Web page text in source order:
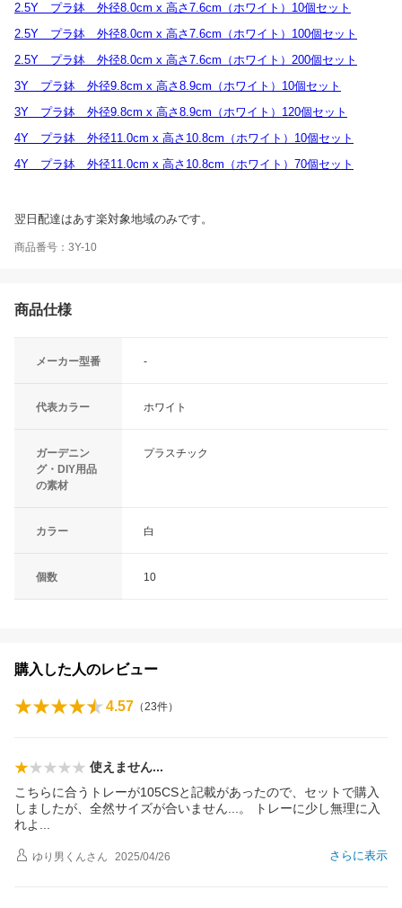
2.5Y プラ鉢 外径8.0cm x 高さ7.6cm（ホワイト）10個セット
2.5Y プラ鉢 外径8.0cm x 高さ7.6cm（ホワイト）100個セット
2.5Y プラ鉢 外径8.0cm x 高さ7.6cm（ホワイト）200個セット
3Y プラ鉢 外径9.8cm x 高さ8.9cm（ホワイト）10個セット
3Y プラ鉢 外径9.8cm x 高さ8.9cm（ホワイト）120個セット
4Y プラ鉢 外径11.0cm x 高さ10.8cm（ホワイト）10個セット
4Y プラ鉢 外径11.0cm x 高さ10.8cm（ホワイト）70個セット
翌日配達はあす楽対象地域のみです。
商品番号：3Y-10
商品仕様
メーカー型番 -
代表カラー ホワイト
ガーデニン
グ・DIY用品
の素材
プラスチック
カラー 白
個数 10
購入した人のレビュー
4.57 （23件）
使えません...
こちらに合うトレーが105CSと記載があったので、セットで購入
しましたが、全然サイズが合いません...。 トレーに少し無理に入
れよ
さらに表示
ゆり男くんさん 2025/04/26